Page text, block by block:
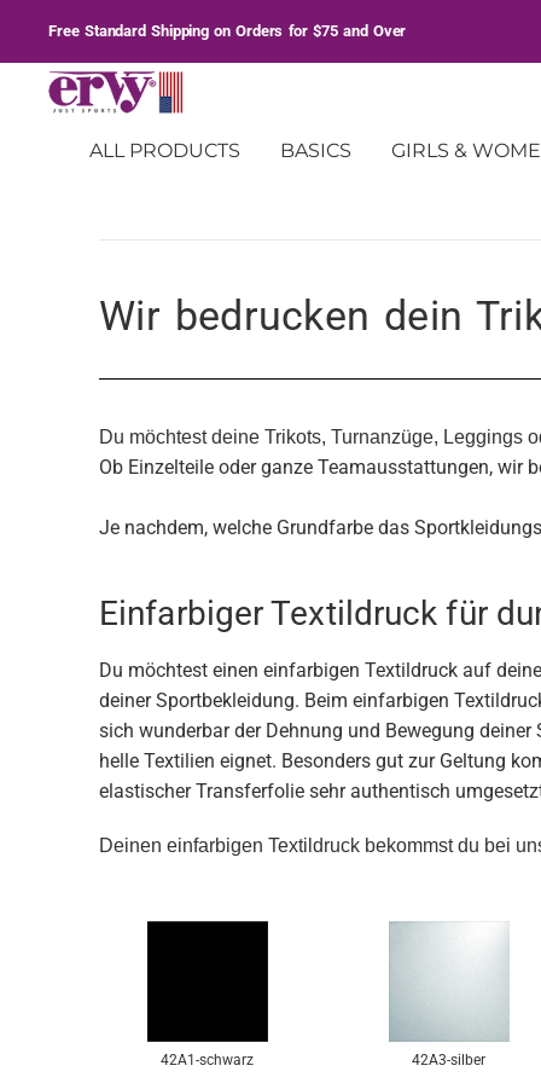
Free Standard Shipping on Orders for $75 and Over
ALL PRODUCTS BASICS GIRLS &
Wir bedrucken dein
Du möchtest deine Trikots, Turnanzüge,
Ob Einzelteile oder ganze Teamausstattungen,
Je nachdem, welche Grundfarbe das
Einfarbiger Textildruck für
Du möchtest einen einfarbigen Textildruck auf
deiner Sportbekleidung. Beim einfarbigen
sich wunderbar der Dehnung und Bewegung
helle Textilien eignet. Besonders gut zur Geltung
elastischer Transferfolie sehr authentisch
Deinen einfarbigen Textildruck bekommst du bei
42A1-schwarz 42A3-silber